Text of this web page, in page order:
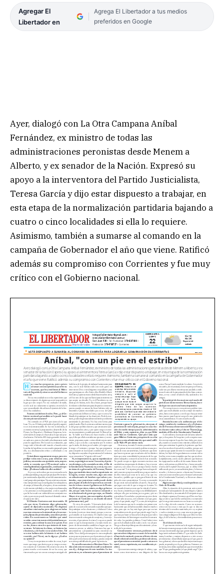
Agregar El
Libertador en
Agrega El Libertador a tus medios
preferidos en Google
Ayer, dialogó con La Otra Campana Aníbal
Fernández, ex ministro de todas las
administraciones peronistas desde Menem a
Alberto, y ex senador de la Nación. Expresó su
apoyo a la interventora del Partido Justicialista,
Teresa García y dijo estar dispuesto a trabajar, en
esta etapa de la normalización partidaria bajando a
cuatro o cinco localidades si ella lo requiere.
Asimismo, también a sumarse al comando en la
campaña de Gobernador el año que viene. Ratificó
además su compromiso con Corrientes y fue muy
crítico con el Gobierno nacional.